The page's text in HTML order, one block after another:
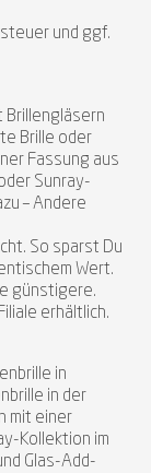
und ggf.
Brillengläsern
Brille oder
Fassung aus
Sunray-
– Andere
So sparst Du
Wert.
günstigere.
erhältlich.
in
in der
mit einer
Kollektion im
Glas-Add-